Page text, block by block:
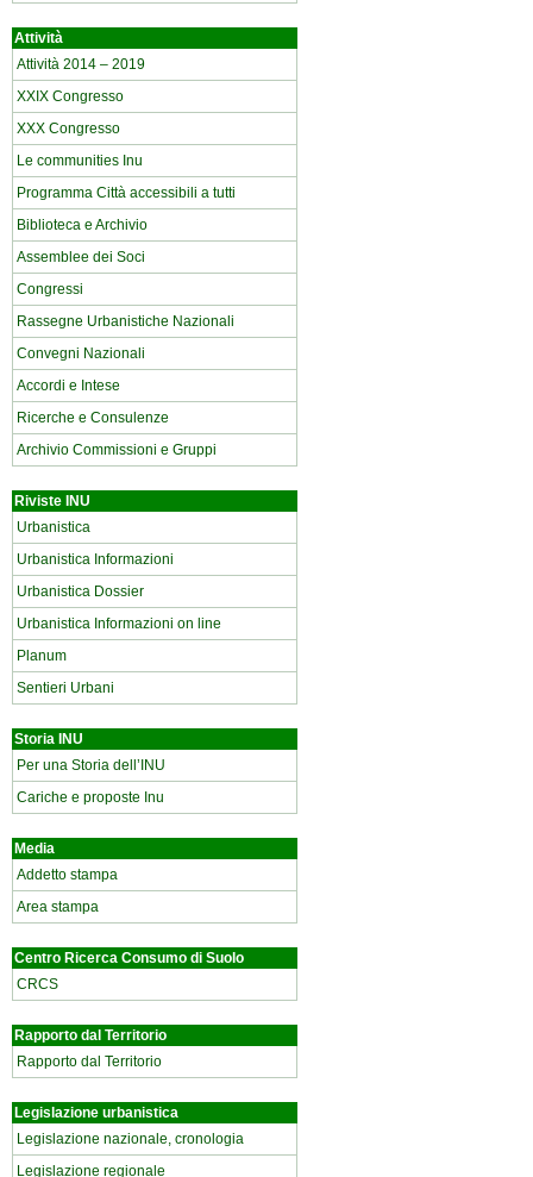
Attività
Attività 2014 – 2019
XXIX Congresso
XXX Congresso
Le communities Inu
Programma Città accessibili a tutti
Biblioteca e Archivio
Assemblee dei Soci
Congressi
Rassegne Urbanistiche Nazionali
Convegni Nazionali
Accordi e Intese
Ricerche e Consulenze
Archivio Commissioni e Gruppi
Riviste INU
Urbanistica
Urbanistica Informazioni
Urbanistica Dossier
Urbanistica Informazioni on line
Planum
Sentieri Urbani
Storia INU
Per una Storia dell’INU
Cariche e proposte Inu
Media
Addetto stampa
Area stampa
Centro Ricerca Consumo di Suolo
CRCS
Rapporto dal Territorio
Rapporto dal Territorio
Legislazione urbanistica
Legislazione nazionale, cronologia
Legislazione regionale